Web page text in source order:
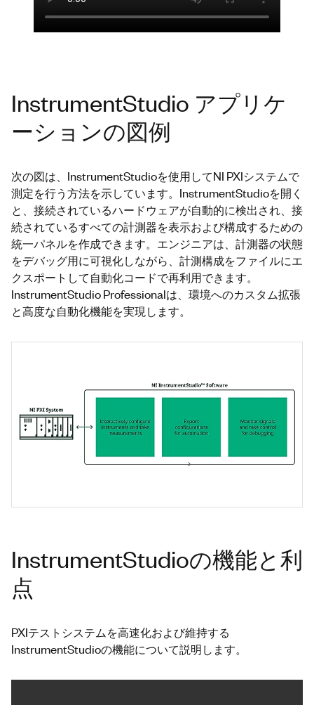
InstrumentStudio アプリケ
ーションの図例
次の図は、InstrumentStudioを使用してNI PXIシステムで
測定を行う方法を示しています。InstrumentStudioを開く
と、接続されているハードウェアが自動的に検出され、接
続されているすべての計測器を表示および構成するための
統一パネルを作成できます。エンジニアは、計測器の状態
をデバッグ用に可視化しながら、計測構成をファイルにエ
クスポートして自動化コードで再利用できます。
InstrumentStudio Professionalは、環境へのカスタム拡張
と高度な自動化機能を実現します。
InstrumentStudioの機能と利
点
PXIテストシステムを高速化および維持する
InstrumentStudioの機能について説明します。